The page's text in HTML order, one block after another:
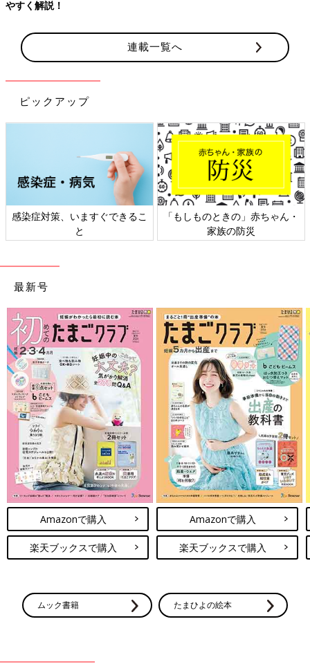
やすく解説！
連載一覧へ
ピックアップ
感染症対策、いますぐできるこ
と
「もしものときの」赤ちゃん・
家族の防災
最新号
Amazonで購入
楽天ブックスで購入
Amazonで購入
楽天ブックスで購入
ムック書籍 たまひよの絵本